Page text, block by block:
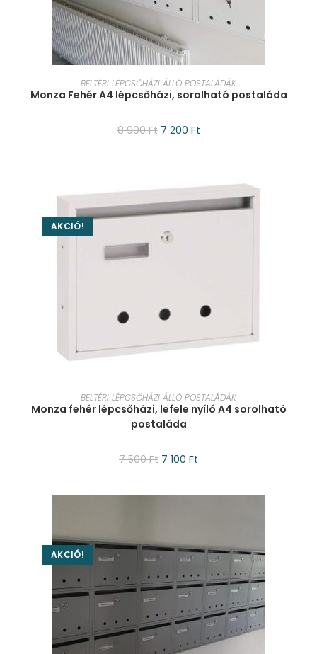
KOSÁRBA TESZEM
BELTÉRI LÉPCSŐHÁZI ÁLLÓ POSTALÁDÁK
Monza Fehér A4 lépcsőházi, sorolható postaláda
8 900Ft 7 200 Ft
AKCIÓ!
KOSÁRBA TESZEM
BELTÉRI LÉPCSŐHÁZI ÁLLÓ POSTALÁDÁK
Monza fehér lépcsőházi, lefele nyíló A4 sorolható
postaláda
7 500Ft 7 100 Ft
AKCIÓ!